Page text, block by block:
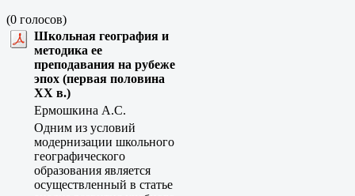
(0 голосов)
Школьная география и
методика ее
преподавания на рубеже
эпох (первая половина
XX в.)
Ермошкина А.С.
Одним из условий
модернизации школьного
географического
образования является
осуществленный в статье